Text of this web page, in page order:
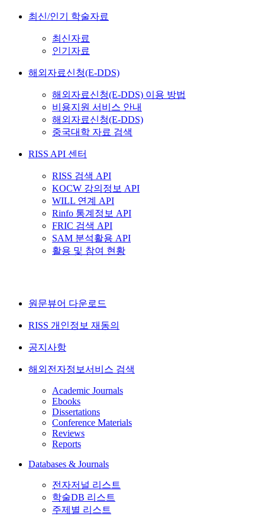
최신/인기 학술자료
최신자료
인기자료
해외자료신청(E-DDS)
해외자료신청(E-DDS) 이용 방법
비용지원 서비스 안내
해외자료신청(E-DDS)
중국대학 자료 검색
RISS API 센터
RISS 검색 API
KOCW 강의정보 API
WILL 연계 API
Rinfo 통계정보 API
FRIC 검색 API
SAM 분석활용 API
활용 및 참여 현황
원문뷰어 다운로드
RISS 개인정보 재동의
공지사항
해외전자정보서비스 검색
Academic Journals
Ebooks
Dissertations
Conference Materials
Reviews
Reports
Databases & Journals
전자저널 리스트
학술DB 리스트
주제별 리스트